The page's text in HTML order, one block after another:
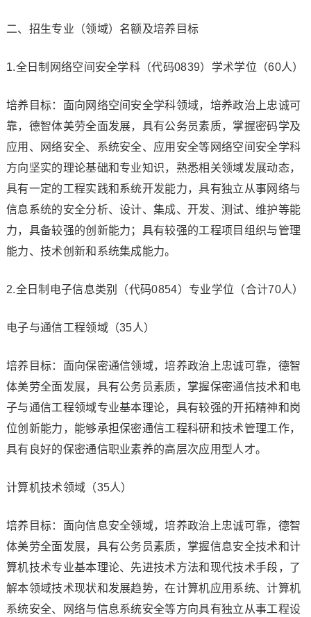
二、招生专业（领域）名额及培养目标
1.全日制网络空间安全学科（代码0839）学术学位（60人）
培养目标：面向网络空间安全学科领域，培养政治上忠诚可
靠，德智体美劳全面发展，具有公务员素质，掌握密码学及
应用、网络安全、系统安全、应用安全等网络空间安全学科
方向坚实的理论基础和专业知识，熟悉相关领域发展动态，
具有一定的工程实践和系统开发能力，具有独立从事网络与
信息系统的安全分析、设计、集成、开发、测试、维护等能
力，具备较强的创新能力；具有较强的工程项目组织与管理
能力、技术创新和系统集成能力。
2.全日制电子信息类别（代码0854）专业学位（合计70人）
电子与通信工程领域（35人）
培养目标：面向保密通信领域，培养政治上忠诚可靠，德智
体美劳全面发展，具有公务员素质，掌握保密通信技术和电
子与通信工程领域专业基本理论，具有较强的开拓精神和岗
位创新能力，能够承担保密通信工程科研和技术管理工作，
具有良好的保密通信职业素养的高层次应用型人才。
计算机技术领域（35人）
培养目标：面向信息安全领域，培养政治上忠诚可靠，德智
体美劳全面发展，具有公务员素质，掌握信息安全技术和计
算机技术专业基本理论、先进技术方法和现代技术手段，了
解本领域技术现状和发展趋势，在计算机应用系统、计算机
系统安全、网络与信息系统安全等方向具有独立从事工程设